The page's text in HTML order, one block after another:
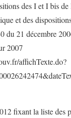
des I et I bis
et des
du 21 décembre
2007
affichTexte.do?
fixant la liste des